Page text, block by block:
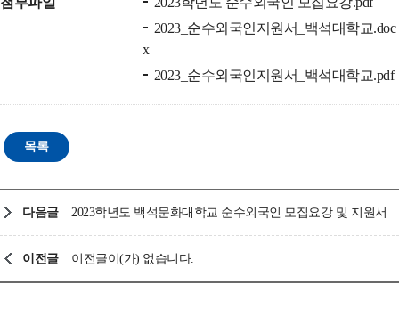
2023_순수외국인지원서_백석대학교.doc
x
2023_순수외국인지원서_백석대학교.pdf
다음글 2023학년도 백석문화대학교 순수외국인 모집요강 및 지원서
이전글 이전글이(가) 없습니다.